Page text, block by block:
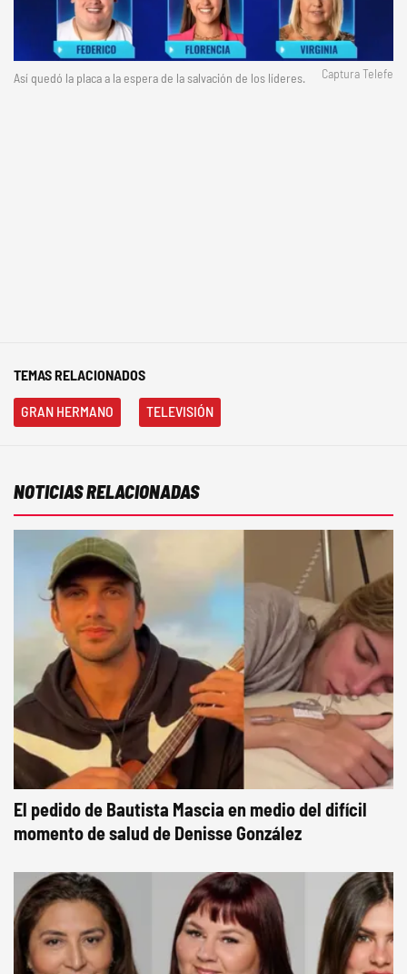
Así quedó la placa a la espera de la salvación de los líderes. Captura Telefe
TEMAS RELACIONADOS
GRAN HERMANO TELEVISIÓN
NOTICIAS RELACIONADAS
El pedido de Bautista Mascia en medio del difícil
momento de salud de Denisse González